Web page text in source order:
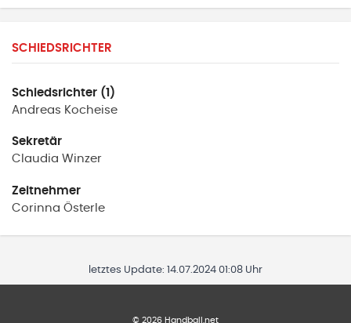
SCHIEDSRICHTER
Schiedsrichter (1)
Andreas Kocheise
Sekretär
Claudia Winzer
Zeitnehmer
Corinna Österle
letztes Update: 14.07.2024 01:08 Uhr
© 2026 Handball.net